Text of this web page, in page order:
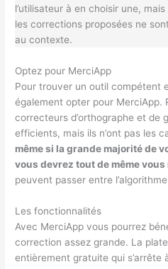
l’utilisateur à en choisir une,
les corrections proposées ne
au contexte.
Optez pour MerciApp
Pour trouver un outil compétent
également opter pour MerciApp.
correcteurs d’orthographe et de
efficients, mais ils n’ont pas les
même si la grande majorité de
vous devrez tout de même vous
peuvent passer entre l’algorithme
Les fonctionnalités
Avec MerciApp vous pourrez
correction assez grande. La
entièrement gratuite qui